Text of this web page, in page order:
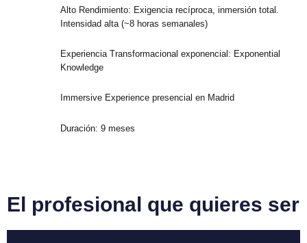
Alto Rendimiento: Exigencia recíproca, inmersión total.
Intensidad alta (~8 horas semanales)
Experiencia Transformacional exponencial: Exponential
Knowledge
Immersive Experience presencial en Madrid
Duración: 9 meses
E profesiona que quieres ser